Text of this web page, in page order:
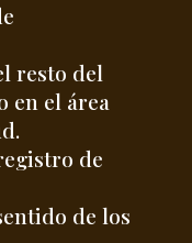
resto del
el área
de
de los